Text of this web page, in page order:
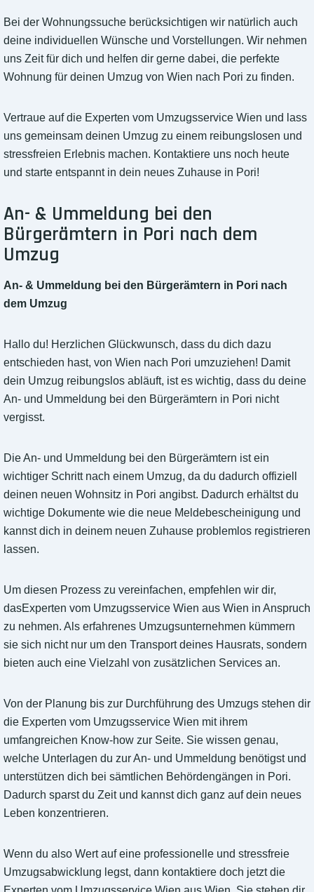
Bei der Wohnungssuche berücksichtigen wir natürlich auch
deine individuellen Wünsche und Vorstellungen. Wir nehmen
uns Zeit für dich und helfen dir gerne dabei, die perfekte
Wohnung für deinen Umzug von Wien nach Pori zu finden.
Vertraue auf die Experten vom Umzugsservice Wien und lass
uns gemeinsam deinen Umzug zu einem reibungslosen und
stressfreien Erlebnis machen. Kontaktiere uns noch heute
und starte entspannt in dein neues Zuhause in Pori!
An- & Ummeldung bei den
Bürgerämtern in Pori nach dem
Umzug
An- & Ummeldung bei den Bürgerämtern in Pori nach
dem Umzug
Hallo du! Herzlichen Glückwunsch, dass du dich dazu
entschieden hast, von Wien nach Pori umzuziehen! Damit
dein Umzug reibungslos abläuft, ist es wichtig, dass du deine
An- und Ummeldung bei den Bürgerämtern in Pori nicht
vergisst.
Die An- und Ummeldung bei den Bürgerämtern ist ein
wichtiger Schritt nach einem Umzug, da du dadurch offiziell
deinen neuen Wohnsitz in Pori angibst. Dadurch erhältst du
wichtige Dokumente wie die neue Meldebescheinigung und
kannst dich in deinem neuen Zuhause problemlos registrieren
lassen.
Um diesen Prozess zu vereinfachen, empfehlen wir dir,
dasExperten vom Umzugsservice Wien aus Wien in Anspruch
zu nehmen. Als erfahrenes Umzugsunternehmen kümmern
sie sich nicht nur um den Transport deines Hausrats, sondern
bieten auch eine Vielzahl von zusätzlichen Services an.
Von der Planung bis zur Durchführung des Umzugs stehen dir
die Experten vom Umzugsservice Wien mit ihrem
umfangreichen Know-how zur Seite. Sie wissen genau,
welche Unterlagen du zur An- und Ummeldung benötigst und
unterstützen dich bei sämtlichen Behördengängen in Pori.
Dadurch sparst du Zeit und kannst dich ganz auf dein neues
Leben konzentrieren.
Wenn du also Wert auf eine professionelle und stressfreie
Umzugsabwicklung legst, dann kontaktiere doch jetzt die